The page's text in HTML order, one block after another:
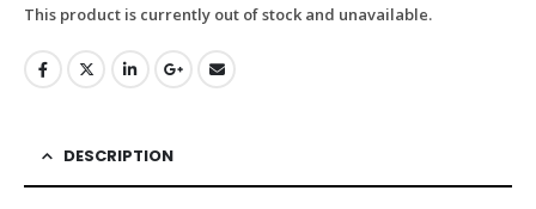
This product is currently out of stock and unavailable.
DESCRIPTION